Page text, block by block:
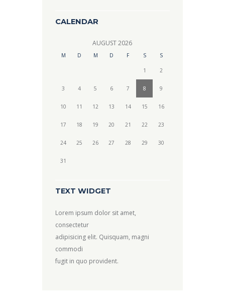
CALENDAR
AUGUST2026
M D M D F S S
1 2
3 4 5 6 7 8 9
10 11 12 13 14 15 16
17 18 19 20 21 22 23
24 25 26 27 28 29 30
31
TEXT WIDGET
Lorem ipsum dolor sit amet,
consectetur
adipisicing elit. Quisquam, magni
commodi
fugit in quo provident.